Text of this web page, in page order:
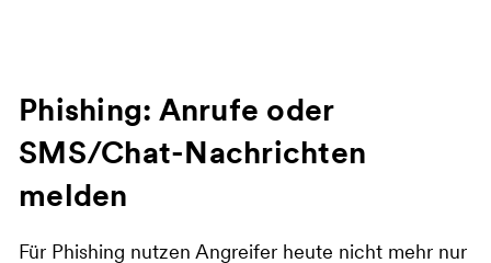
Phishing: Anrufe oder
SMS/Chat-Nachrichten
melden
Für Phishing nutzen Angreifer heute nicht mehr nur